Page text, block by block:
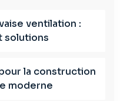
ventilation :
solutions
la construction
moderne